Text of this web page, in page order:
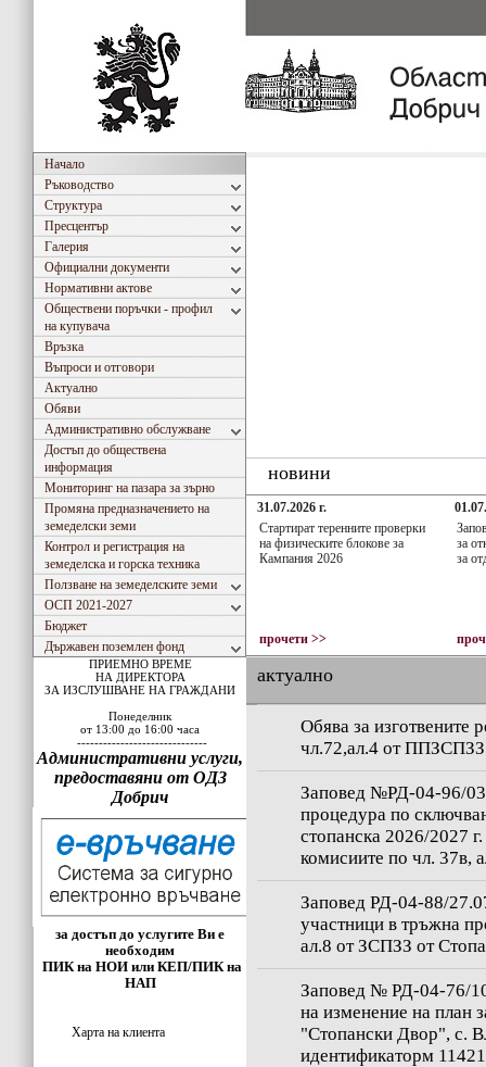
Начало
Ръководство
Структура
Пресцентър
Галерия
Официални документи
Нормативни актове
Обществени поръчки - профил
на купувача
Връзка
Въпроси и отговори
Актуално
Обяви
Административно обслужване
Достъп до обществена
информация
Мониторинг на пазара за зърно
Промяна предназначението на
земеделски земи
Контрол и регистрация на
земеделска и горска техника
Ползване на земеделските земи
ОСП 2021-2027
Бюджет
Държавен поземлен фонд
ПРИЕМНО ВРЕМЕ
НА ДИРЕКТОРА
ЗА ИЗСЛУШВАНЕ НА ГРАЖДАНИ
Понеделник
от 13:00 до 16:00 часа
------------------------------
Административни услуги,
предоставяни от ОДЗ
Добрич
за достъп до услугите Ви е
необходим
ПИК на НОИ или КЕП/ПИК на
НАП
Харта на клиента
новини
31.07.2026 г.
Стартират теренните проверки
на физическите блокове за
Кампания 2026
прочети >>
за
за
актуално
Обява за изготвените
чл.72,ал.4 от
Заповед №РД-04-96/
процедура по
стопанска 2026/2027
комисиите по чл. 37в,
Заповед РД-04-88/
участници в тръжна
ал.8 от ЗСПЗЗ от
Заповед № РД-04-76/
на изменение на план
"Стопански Двор", с.
идентификаторм